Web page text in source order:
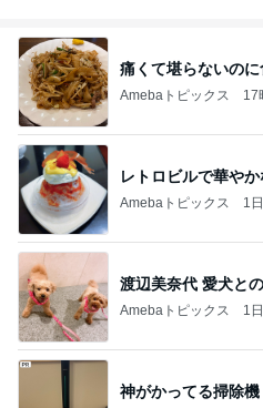
痛くて堪らないの
Amebaトピックス 17
レトロビルで華や
Amebaトピックス 1
渡辺美奈代 愛犬と
Amebaトピックス 1
神がかってる掃除機